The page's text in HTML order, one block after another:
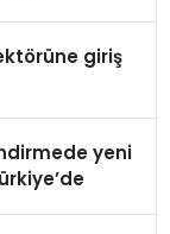
giriş
yeni